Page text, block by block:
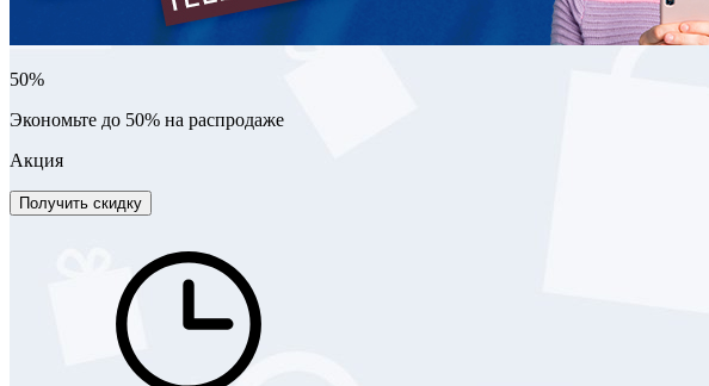
50%
Экономьте до 50% на распродаже
Акция
Получить скидку